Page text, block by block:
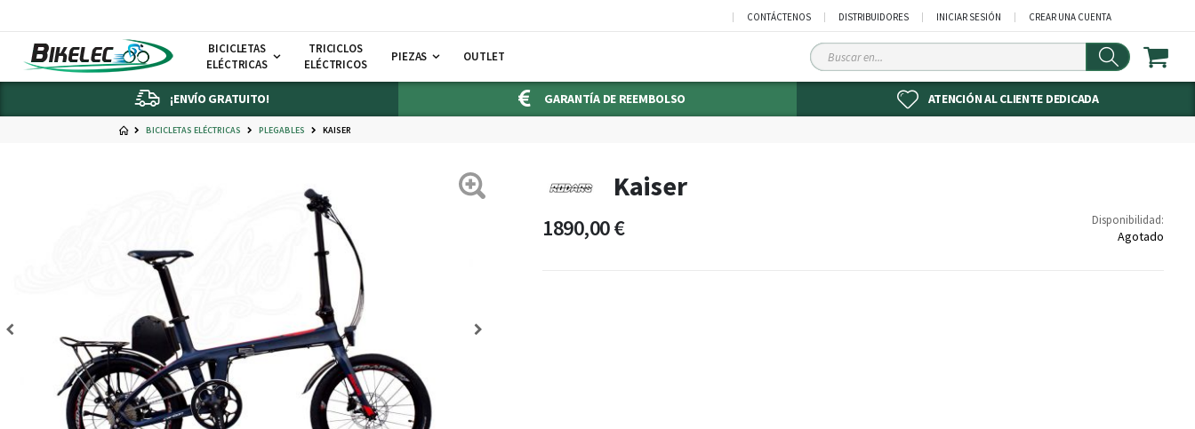
CONTÁCTENOS DISTRIBUIDORES INICIAR SESIÓN CREAR UNA CUENTA
BICICLETAS
ELÉCTRICAS
TRICICLOS
ELÉCTRICOS
PIEZAS OUTLET
Buscar
en
¡ENVÍO GRATUITO! GARANTÍA DE REEMBOLSO ATENCIÓN AL CLIENTE DEDICADA
BICICLETAS ELÉCTRICAS PLEGABLES KAISER
Kaiser
1890,00 € Disponibilidad:
Agotado